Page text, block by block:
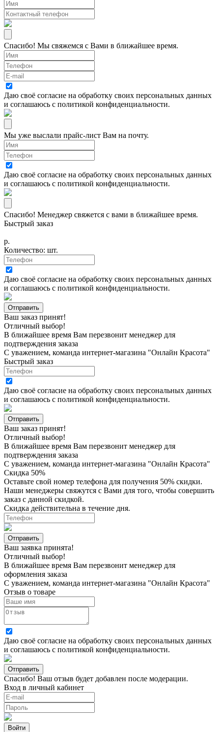
Спасибо! Мы свяжемся с Вами в ближайшее время.
Даю своё согласие на обработку своих персональных данных
и соглашаюсь с политикой конфиденциальности.
Мы уже выслали прайс-лист Вам на почту.
Даю своё согласие на обработку своих персональных данных
и соглашаюсь с политикой конфиденциальности.
Спасибо! Менеджер свяжется с вами в ближайшее время.
Быстрый заказ
р.
Количество: шт.
Даю своё согласие на обработку своих персональных данных
и соглашаюсь с политикой конфиденциальности.
Ваш заказ принят!
Отличный выбор!
В ближайшее время Вам перезвонит менеджер для
подтверждения заказа
С уважением, команда интернет-магазина "Онлайн Красота"
Быстрый заказ
Даю своё согласие на обработку своих персональных данных
и соглашаюсь с политикой конфиденциальности.
Ваш заказ принят!
Отличный выбор!
В ближайшее время Вам перезвонит менеджер для
подтверждения заказа
С уважением, команда интернет-магазина "Онлайн Красота"
Скидка 50%
Оставьте свой номер телефона для получения 50% скидки.
Наши менеджеры свяжутся с Вами для того, чтобы совершить
заказ с данной скидкой.
Скидка действительна в течение дня.
Ваш заявка принята!
Отличный выбор!
В ближайшее время Вам перезвонит менеджер для
оформления заказа
С уважением, команда интернет-магазина "Онлайн Красота"
Отзыв о товаре
Даю своё согласие на обработку своих персональных данных
и соглашаюсь с политикой конфиденциальности.
Спасибо! Ваш отзыв будет добавлен после модерации.
Вход в личный кабинет